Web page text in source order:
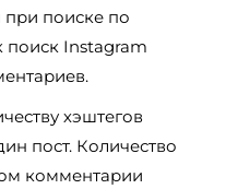
при поиске по
поиск Instagram
хэштегов
пост. Количество
комментарии